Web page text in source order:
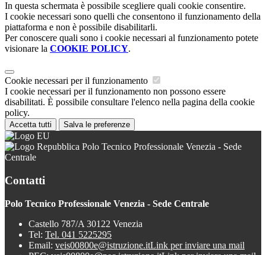
In questa schermata è possibile scegliere quali cookie consentire.
I cookie necessari sono quelli che consentono il funzionamento della
piattaforma e non è possibile disabilitarli.
Per conoscere quali sono i cookie necessari al funzionamento potete
visionare la COOKIE POLICY.
Cookie necessari per il funzionamento
I cookie necessari per il funzionamento non possono essere
disabilitati. È possibile consultare l'elenco nella pagina della cookie
policy.
Accetta tutti Salva le preferenze
Polo Tecnico Professionale Venezia - Sede
Centrale
Contatti
Polo Tecnico Professionale Venezia - Sede Centrale
Castello 787/A 30122 Venezia
Tel: Tel. 041 5225295
Email: veis00800e@istruzione.itLink per inviare una mail